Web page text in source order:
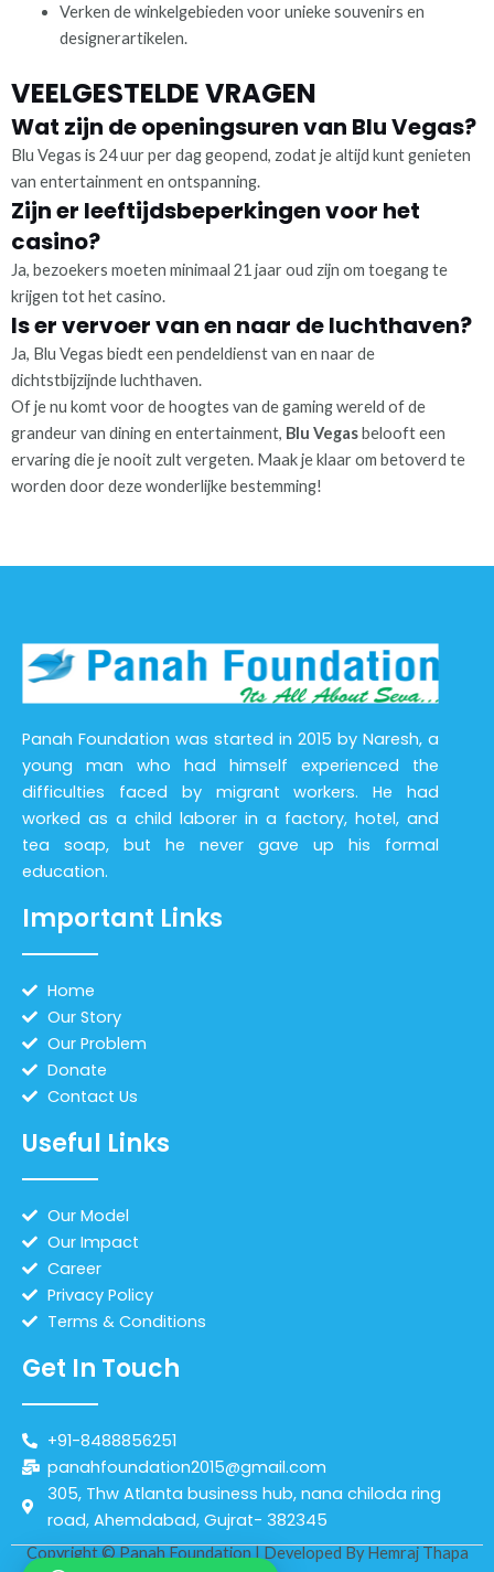
Verken de winkelgebieden voor unieke souvenirs en
designerartikelen.
VEELGESTELDE VRAGEN
Wat zijn de openingsuren van Blu Vegas?
Blu Vegas is 24 uur per dag geopend, zodat je altijd kunt genieten
van entertainment en ontspanning.
Zijn er leeftijdsbeperkingen voor het
casino?
Ja, bezoekers moeten minimaal 21 jaar oud zijn om toegang te
krijgen tot het casino.
Is er vervoer van en naar de luchthaven?
Ja, Blu Vegas biedt een pendeldienst van en naar de
dichtstbijzijnde luchthaven.
Of je nu komt voor de hoogtes van de gaming wereld of de
grandeur van dining en entertainment, Blu Vegasbelooft een
ervaring die je nooit zult vergeten. Maak je klaar om betoverd te
worden door deze wonderlijke bestemming!
Panah Foundation was started in 2015 by Naresh, a
young man who had himself experienced the
difficulties faced by migrant workers. He had
worked as a child laborer in a factory, hotel, and
tea soap, but he never gave up his formal
education.
Important Links
Home
Our Story
Our Problem
Donate
Contact Us
Useful Links
Our Model
Our Impact
Career
Privacy Policy
Terms & Conditions
Get In Touch
+91-8488856251
panahfoundation2015@gmail.com
305, Thw Atlanta business hub, nana chiloda ring
road, Ahemdabad, Gujrat- 382345
Copyright © Panah Foundation | Developed ByHemraj Thapa